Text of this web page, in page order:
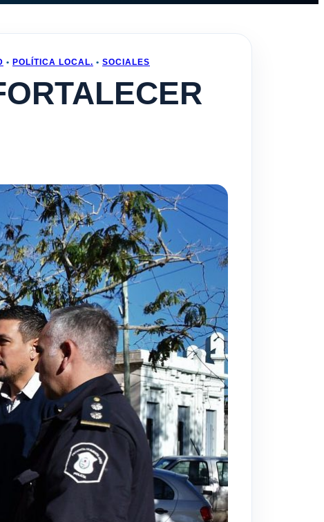
• POLÍTICA LOCAL. • SOCIALES